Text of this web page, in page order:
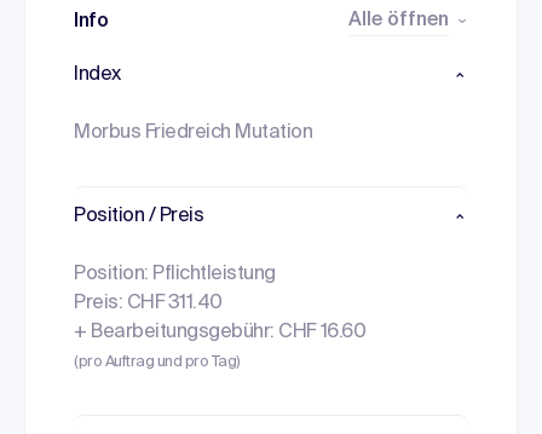
Info Alle öffnen
Index
Morbus Friedreich Mutation
Position / Preis
Position: Pflichtleistung
Preis: CHF 311.40
+ Bearbeitungsgebühr: CHF 16.60
(pro Auftrag und pro Tag)